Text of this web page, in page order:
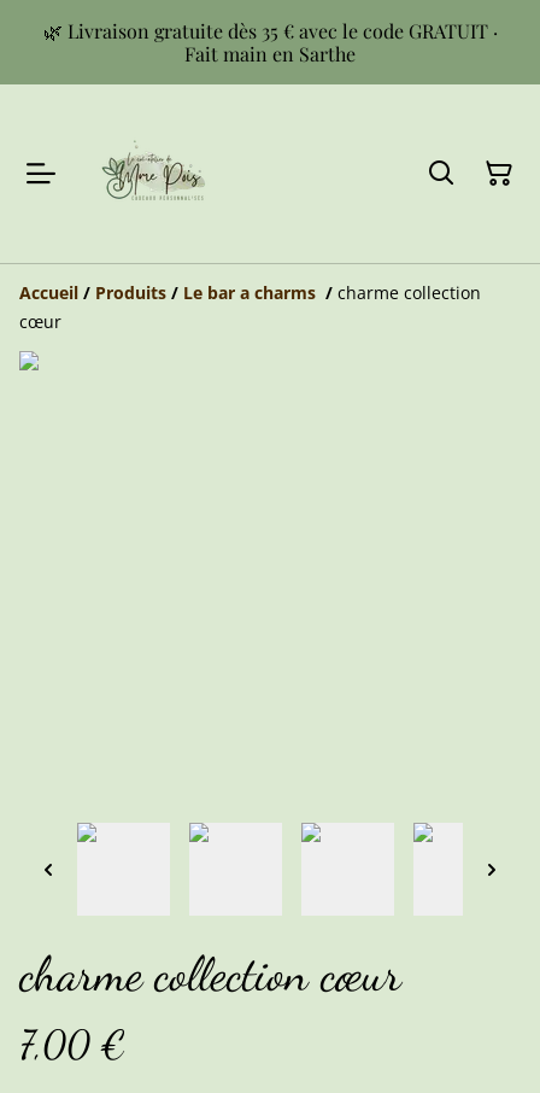
🌿 Livraison gratuite dès 35 € avec le code GRATUIT ·
Fait main en Sarthe
Accueil / Produits / Le bar a charms / charme collection
cœur
charme collection cœur
7,00 €